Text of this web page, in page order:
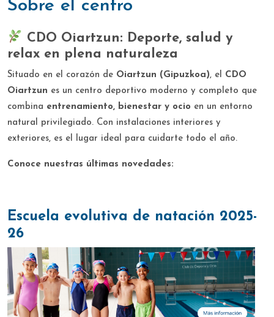
sobre el centro
CDO Oiartzun: Deporte, salud y
relax en plena naturaleza
Situado en el corazón de Oiartzun (Gipuzkoa), el CDO
Oiartzun es un centro deportivo moderno y completo que
combina entrenamiento, bienestar y ocio en un entorno
natural privilegiado. Con instalaciones interiores y
exteriores, es el lugar ideal para cuidarte todo el año.
Conoce nuestras últimas novedades:
Escuela evolutiva de natación 2025-
26